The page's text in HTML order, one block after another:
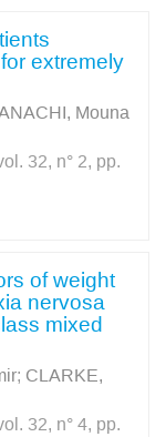
extremely
Mouna
32, n° 2, pp.
of weight
nervosa
mixed
; CLARKE,
32, n° 4, pp.